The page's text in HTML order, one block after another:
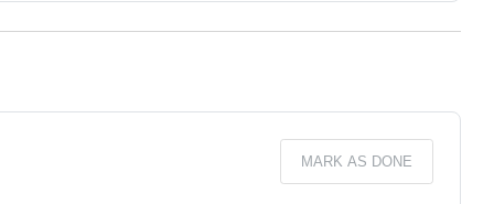
MARK AS DONE